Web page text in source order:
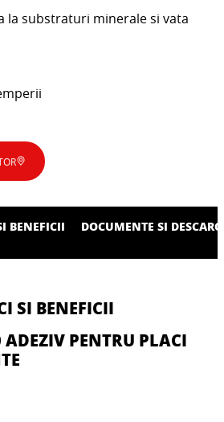
la substraturi minerale si vata
BENEFICII DOCUMENTE SI
SI BENEFICII
ADEZIV PENTRU PLACI